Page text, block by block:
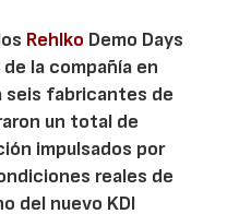
Rehlko Demo Days
la compañía en
seis fabricantes de
un total de
impulsados por
reales de
del nuevo KDI